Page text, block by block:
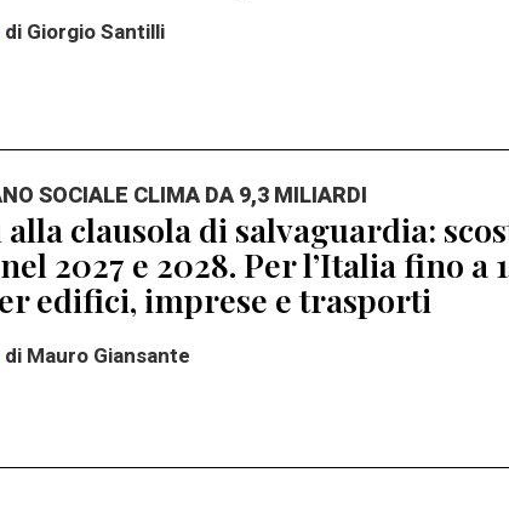
di Giorgio Santilli
SOCIALE CLIMA DA 9,3 MILIARDI
clausola di salvaguardia:
2027 e 2028. Per l’Italia fino a
edifici, imprese e trasporti
di Mauro Giansante